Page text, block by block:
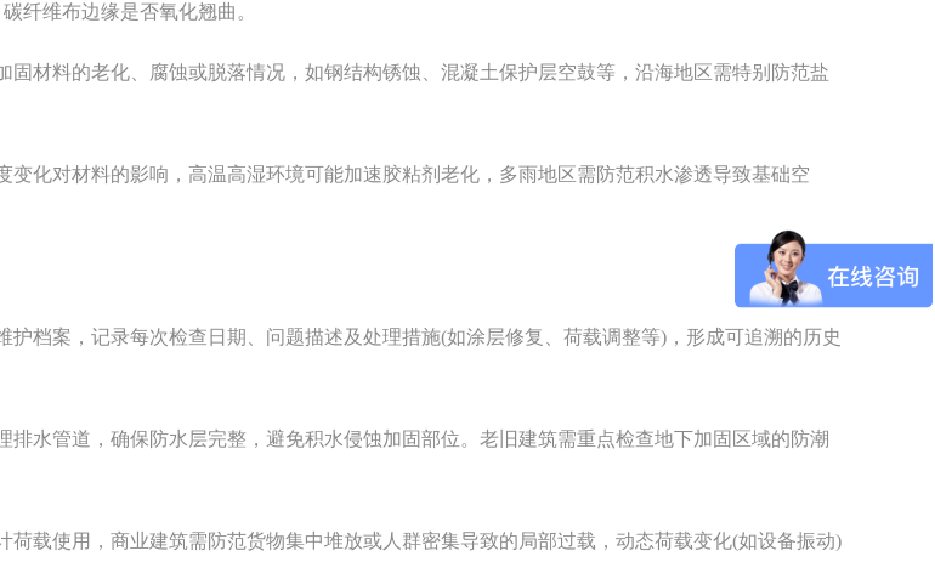
纤维布边缘是否氧化翘曲。
材料的老化、腐蚀或脱落情况，如钢结构锈蚀、混凝土保护层空鼓等，沿海地区需特别防范盐
化对材料的影响，高温高湿环境可能加速胶粘剂老化，多雨地区需防范积水渗透导致基础空
档案，记录每次检查日期、问题描述及处理措施(如涂层修复、荷载调整等)，形成可追溯的历史
水管道，确保防水层完整，避免积水侵蚀加固部位。老旧建筑需重点检查地下加固区域的防潮
载使用，商业建筑需防范货物集中堆放或人群密集导致的局部过载，动态荷载变化(如设备振动)